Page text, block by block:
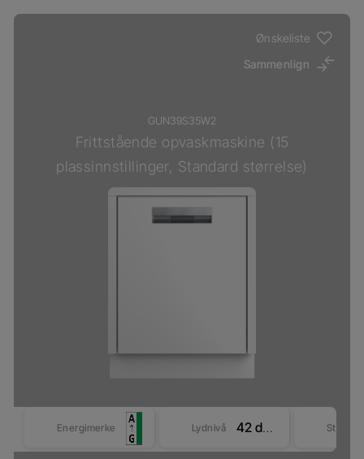
Ønskeliste
Sammenlign
GUN39S35W2
Frittstående opvaskmaskine (15
plassinnstillinger, Standard størrelse)
Energimerke Lydnivå 42 dBA